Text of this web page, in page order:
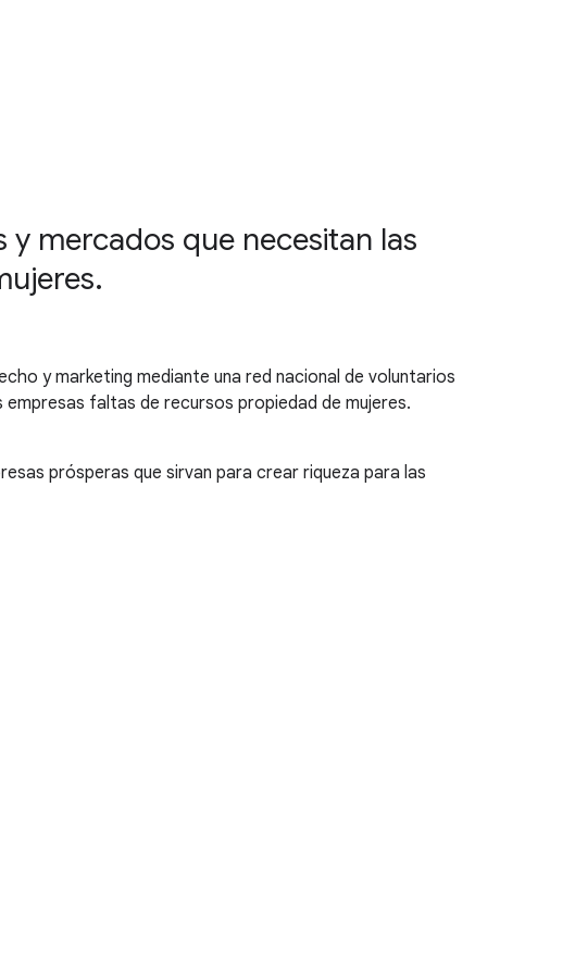
y mercados que necesitan las
y marketing mediante una red nacional de voluntarios
faltas de recursos propiedad de mujeres.
prósperas que sirvan para crear riqueza para las